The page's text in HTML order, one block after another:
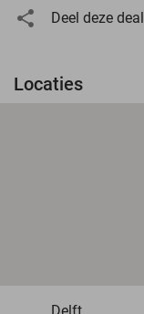
Deel deze deal
Locaties